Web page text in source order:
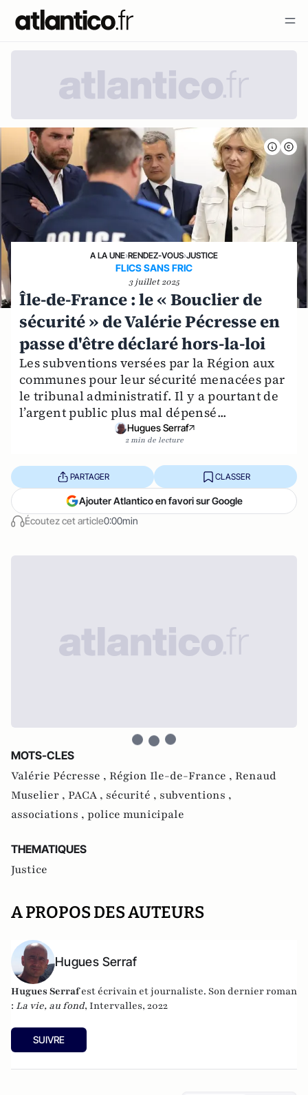
A LA UNE›RENDEZ-VOUS›JUSTICE
FLICS SANS FRIC
3 juillet 2025
Île-de-France : le « Bouclier de
sécurité » de Valérie Pécresse en
passe d'être déclaré hors-la-loi
Les subventions versées par la Région aux
communes pour leur sécurité menacées par
le tribunal administratif. Il y a pourtant de
l’argent public plus mal dépensé...
Hugues Serraf
2 min de lecture
Écoutez cet article0:00min
PARTAGER CLASSER
Ajouter Atlantico en favori sur Google
MOTS-CLES
Valérie Pécresse , Région Ile-de-France , Renaud
Muselier , PACA , sécurité , subventions ,
associations , police municipale
THEMATIQUES
Justice
A PROPOS DES AUTEURS
Hugues Serraf
Hugues Serrafest écrivain et journaliste. Son dernier roman
: La vie, au fond, Intervalles, 2022
SUIVRE